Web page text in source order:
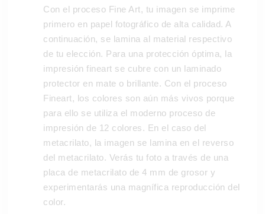
Con el proceso Fine Art, tu imagen se imprime
primero en papel fotográfico de alta calidad. A
continuación, se lamina al material respectivo
de tu elección. Para una protección óptima, la
impresión fineart se cubre con un laminado
protector en mate o brillante. Con el proceso
Fineart, los colores son aún más vivos porque
para ello se utiliza el moderno proceso de
impresión de 12 colores. En el caso del
metacrilato, la imagen se lamina en el reverso
del metacrilato. Verás tu foto a través de una
placa de metacrilato de 4 mm de grosor y
experimentarás una magnífica reproducción del
color.